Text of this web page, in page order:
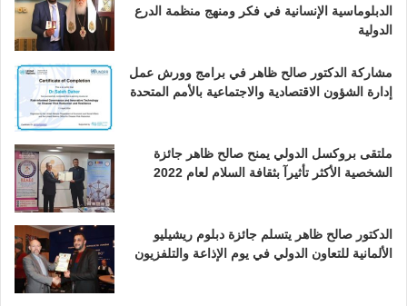
الدبلوماسية الإنسانية في فكر ومنهج منظمة الدرع
الدولية
مشاركة الدكتور صالح ظاهر في برامج وورش عمل
إدارة الشؤون الاقتصادية والاجتماعية بالأمم المتحدة
ملتقى بروكسل الدولي يمنح صالح ظاهر جائزة
الشخصية الأكثر تأثيرآ بثقافة السلام لعام 2022
الدكتور صالح ظاهر يتسلم جائزة دبلوم ريشيليو
الألمانية للتعاون الدولي في يوم الإذاعة والتلفزيون